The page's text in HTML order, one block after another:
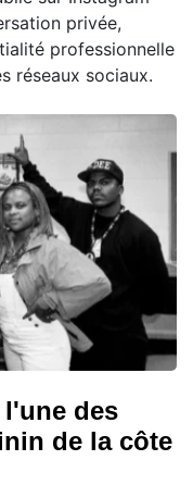
privée,
professionnelle
réseaux sociaux.
l'une des
de la côte